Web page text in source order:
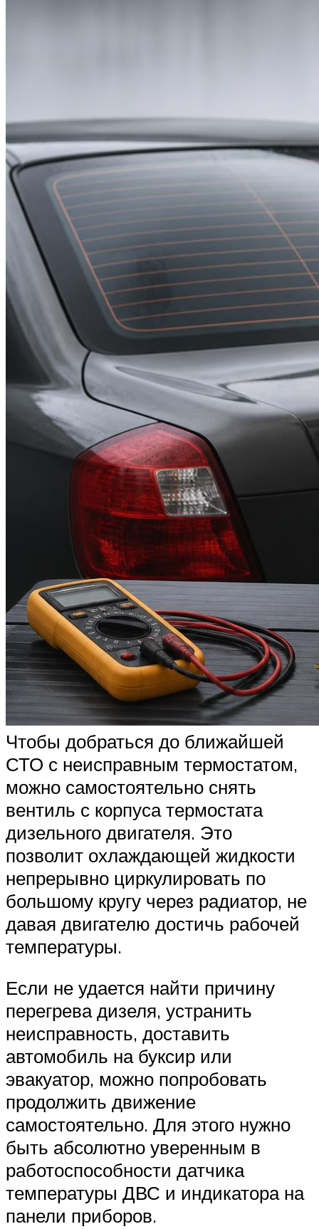
Чтобы добраться до ближайшей
СТО с неисправным термостатом,
можно самостоятельно снять
вентиль с корпуса термостата
дизельного двигателя. Это
позволит охлаждающей жидкости
непрерывно циркулировать по
большому кругу через радиатор, не
давая двигателю достичь рабочей
температуры.
Если не удается найти причину
перегрева дизеля, устранить
неисправность, доставить
автомобиль на буксир или
эвакуатор, можно попробовать
продолжить движение
самостоятельно. Для этого нужно
быть абсолютно уверенным в
работоспособности датчика
температуры ДВС и индикатора на
панели приборов.